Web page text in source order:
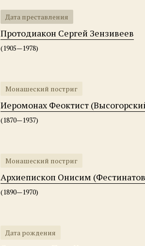
Дата преставления
Протодиакон Сергей Зензивеев
(1905—1978)
Монашеский постриг
Иеромонах Феоктист
(1870—1937)
Монашеский постриг
Архиепископ Онисим
(1890—1970)
Дата рождения